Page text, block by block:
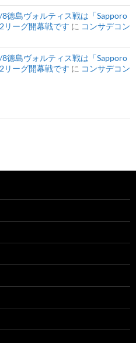
徳島ヴォルティス戦は「Sapporo
リーグ開幕戦です に コンサデコン
徳島ヴォルティス戦は「Sapporo
リーグ開幕戦です に コンサデコン